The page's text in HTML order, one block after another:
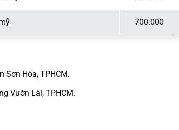
700.000
Sơn Hòa, TPHCM.
Vườn Lài, TPHCM.